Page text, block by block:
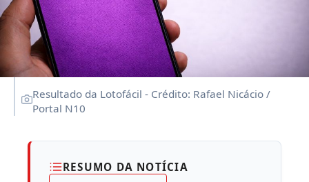
Resultado da Lotofácil - Crédito: Rafael Nicácio /
Portal N10
RESUMO DA NOTÍCIA